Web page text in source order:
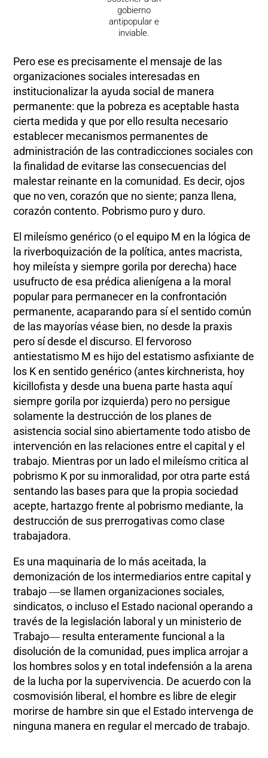
gobierno
antipopular e
inviable.
Pero ese es precisamente el mensaje de las
organizaciones sociales interesadas en
institucionalizar la ayuda social de manera
permanente: que la pobreza es aceptable hasta
cierta medida y que por ello resulta necesario
establecer mecanismos permanentes de
administración de las contradicciones sociales con
la finalidad de evitarse las consecuencias del
malestar reinante en la comunidad. Es decir, ojos
que no ven, corazón que no siente; panza llena,
corazón contento. Pobrismo puro y duro.
El mileísmo genérico (o el equipo M en la lógica de
la riverboquización de la política, antes macrista,
hoy mileísta y siempre gorila por derecha) hace
usufructo de esa prédica alienígena a la moral
popular para permanecer en la confrontación
permanente, acaparando para sí el sentido común
de las mayorías véase bien, no desde la praxis
pero sí desde el discurso. El fervoroso
antiestatismo M es hijo del estatismo asfixiante de
los K en sentido genérico (antes kirchnerista, hoy
kicillofista y desde una buena parte hasta aquí
siempre gorila por izquierda) pero no persigue
solamente la destrucción de los planes de
asistencia social sino abiertamente todo atisbo de
intervención en las relaciones entre el capital y el
trabajo. Mientras por un lado el mileísmo critica al
pobrismo K por su inmoralidad, por otra parte está
sentando las bases para que la propia sociedad
acepte, hartazgo frente al pobrismo mediante, la
destrucción de sus prerrogativas como clase
trabajadora.
Es una maquinaria de lo más aceitada, la
demonización de los intermediarios entre capital y
trabajo ―se llamen organizaciones sociales,
sindicatos, o incluso el Estado nacional operando a
través de la legislación laboral y un ministerio de
Trabajo― resulta enteramente funcional a la
disolución de la comunidad, pues implica arrojar a
los hombres solos y en total indefensión a la arena
de la lucha por la supervivencia. De acuerdo con la
cosmovisión liberal, el hombre es libre de elegir
morirse de hambre sin que el Estado intervenga de
ninguna manera en regular el mercado de trabajo.